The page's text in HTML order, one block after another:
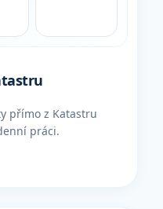
přímo z Katastru
práci.